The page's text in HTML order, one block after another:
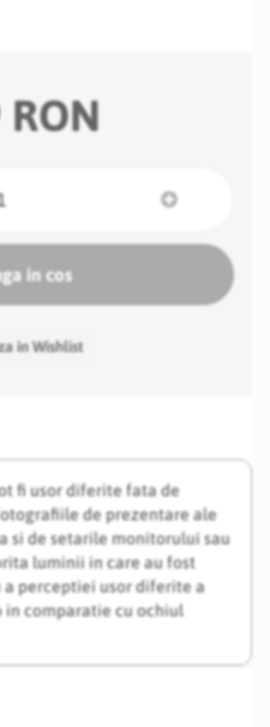
fi usor diferite fata de
de prezentare ale
si de setarile monitorului sau
luminii in care au fost
a perceptiei usor diferite a
comparatie cu ochiul
RON
in cos
in Wishlist